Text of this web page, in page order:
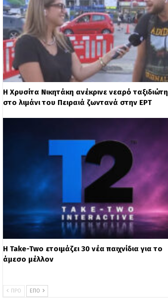
Η Χρυσίτα Νικητάκη ανέκρινε νεαρό ταξιδιώτη
στο λιμάνι του Πειραιά ζωντανά στην ΕΡΤ
Η Take-Two ετοιμάζει 30 νέα παιχνίδια για το
άμεσο μέλλον
ΠΡΟ ΕΠΌ